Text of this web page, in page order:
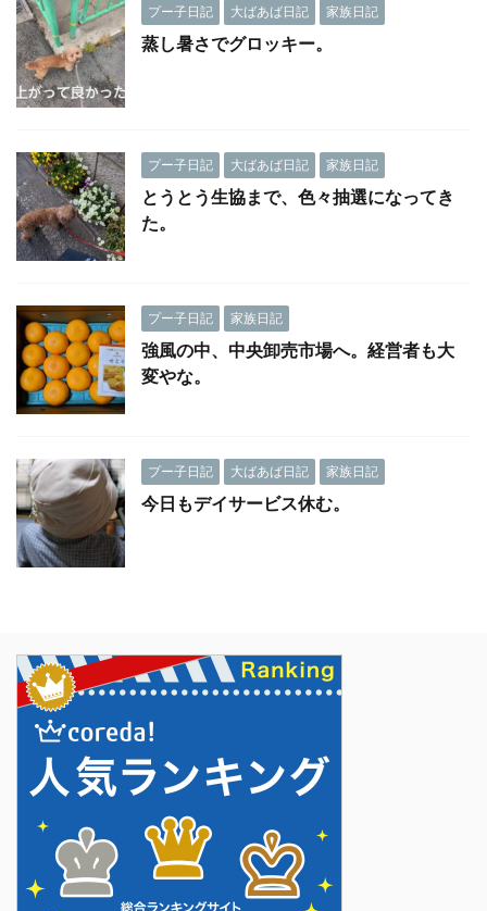
プー子日記 大ばあば日記 家族日記
蒸し暑さでグロッキー。
プー子日記 大ばあば日記 家族日記
とうとう生協まで、色々抽選になってき
た。
プー子日記 家族日記
強風の中、中央卸売市場へ。経営者も大
変やな。
プー子日記 大ばあば日記 家族日記
今日もデイサービス休む。